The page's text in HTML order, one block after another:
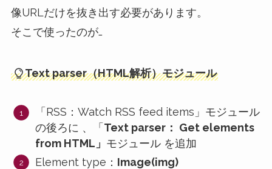
像URLだけを抜き出す必要があります。
そこで使ったのが…
Text parser（HTML解析）モジュール
「RSS：Watch RSS feed items」モジュール
の後ろに 、「 Text parser： Get elements
from HTML」 モジュール を追加
Element type： Image(img)